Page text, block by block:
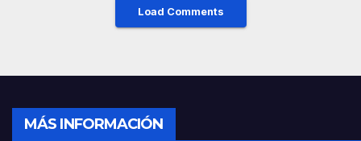
Load Comments
MÁS INFORMACIÓN